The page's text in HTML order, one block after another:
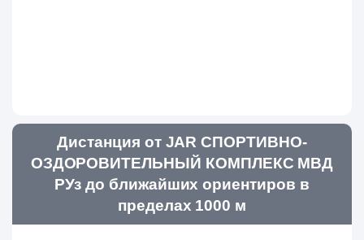
Дистанция от JAR СПОРТИВНО-
ОЗДОРОВИТЕЛЬНЫЙ КОМПЛЕКС МВД
РУз до ближайших ориентиров в
пределах 1000 м